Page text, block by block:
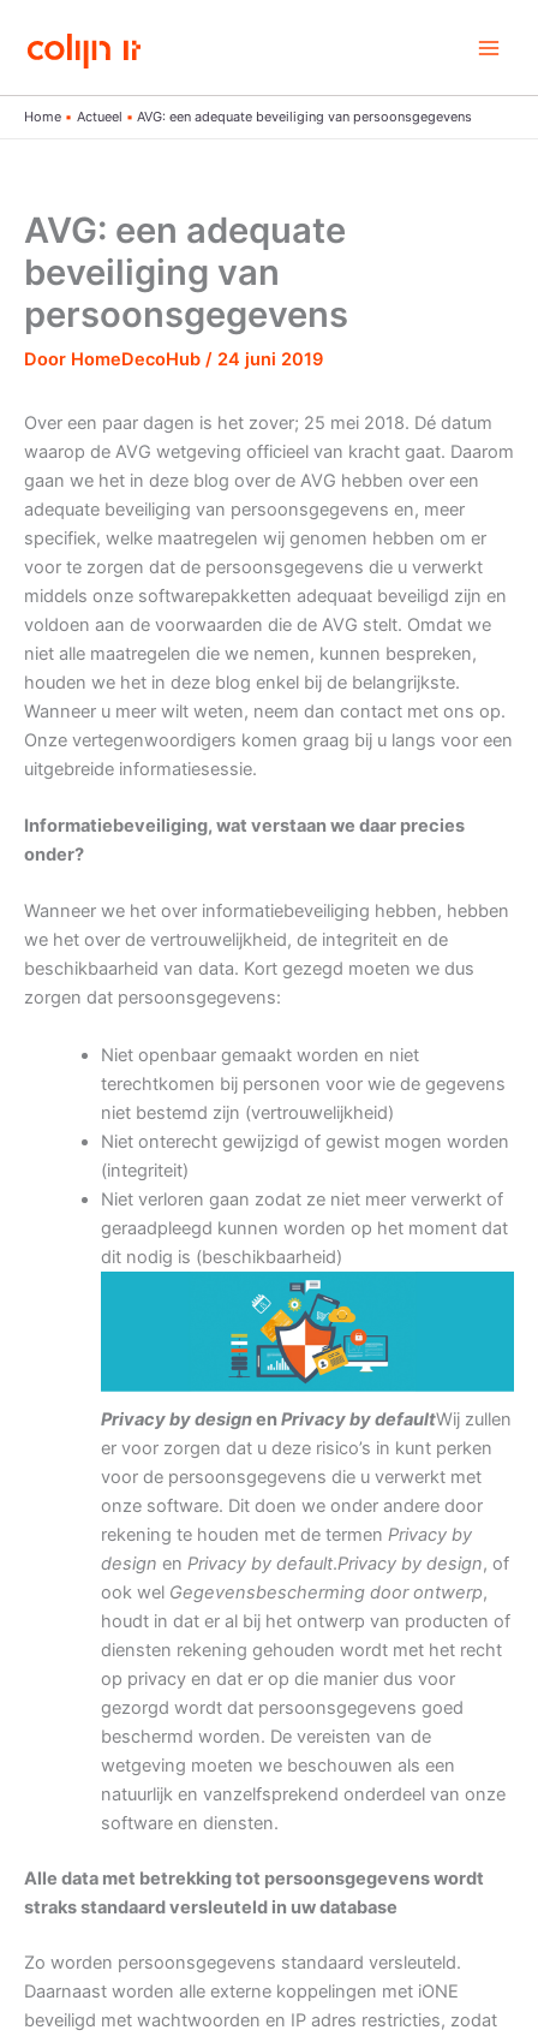
naar
inhoud
Home Actueel AVG: een adequate beveiliging van persoonsgegevens
AVG: een adequate
beveiliging van
persoonsgegevens
Door HomeDecoHub / 24 juni 2019
Over een paar dagen is het zover; 25 mei 2018. Dé datum
waarop de AVG wetgeving officieel van kracht gaat. Daarom
gaan we het in deze blog over de AVG hebben over een
adequate beveiliging van persoonsgegevens en, meer
specifiek, welke maatregelen wij genomen hebben om er
voor te zorgen dat de persoonsgegevens die u verwerkt
middels onze softwarepakketten adequaat beveiligd zijn en
voldoen aan de voorwaarden die de AVG stelt. Omdat we
niet alle maatregelen die we nemen, kunnen bespreken,
houden we het in deze blog enkel bij de belangrijkste.
Wanneer u meer wilt weten, neem dan contact met ons op.
Onze vertegenwoordigers komen graag bij u langs voor een
uitgebreide informatiesessie.
Informatiebeveiliging, wat verstaan we daar precies
onder?
Wanneer we het over informatiebeveiliging hebben, hebben
we het over de vertrouwelijkheid, de integriteit en de
beschikbaarheid van data. Kort gezegd moeten we dus
zorgen dat persoonsgegevens:
Niet openbaar gemaakt worden en niet
terechtkomen bij personen voor wie de gegevens
niet bestemd zijn (vertrouwelijkheid)
Niet onterecht gewijzigd of gewist mogen worden
(integriteit)
Niet verloren gaan zodat ze niet meer verwerkt of
geraadpleegd kunnen worden op het moment dat
dit nodig is (beschikbaarheid)
Privacy by designenPrivacy by defaultWij zullen
er voor zorgen dat u deze risico’s in kunt perken
voor de persoonsgegevens die u verwerkt met
onze software. Dit doen we onder andere door
rekening te houden met de termen Privacy by
design en Privacy by default.Privacy by design, of
ook wel Gegevensbescherming door ontwerp,
houdt in dat er al bij het ontwerp van producten of
diensten rekening gehouden wordt met het recht
op privacy en dat er op die manier dus voor
gezorgd wordt dat persoonsgegevens goed
beschermd worden. De vereisten van de
wetgeving moeten we beschouwen als een
natuurlijk en vanzelfsprekend onderdeel van onze
software en diensten.
Alle data met betrekking tot persoonsgegevens wordt
straks standaard versleuteld in uw database
Zo worden persoonsgegevens standaard versleuteld.
Daarnaast worden alle externe koppelingen met iONE
beveiligd met wachtwoorden en IP adres restricties, zodat